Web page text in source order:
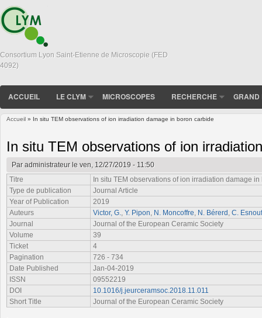
Consortium Lyon Saint-Etienne de Microscopie (FED
4092)
ACCUEIL LE CLYM MICROSCOPES RECHERCHE GRAND
Accueil » In situ TEM observations of ion irradiation damage in boron carbide
In situ TEM observations of ion
Paradministrateurle ven, 12/27/2019 - 11:50
Titre
In situ TEM observations of ion irradiation damage
Type de publication
Journal Article
Year of Publication
2019
Auteurs
Victor, G. Y. Pipon N. Moncoffre N. Bérerd C. Esnouf
Journal
Journal of the European Ceramic Society
Volume
39
Ticket
4
Pagination
726 - 734
Date Published
Jan-04-2019
ISSN
09552219
DOI
10.1016/j.jeurceramsoc.2018.11.011
Short Title
Journal of the European Ceramic Society